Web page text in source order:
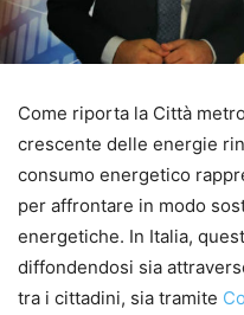
Come riporta la Città
crescente delle energie
consumo energetico
per affrontare in modo
energetiche. In Italia,
diffondendosi sia
tra i cittadini, sia tramite